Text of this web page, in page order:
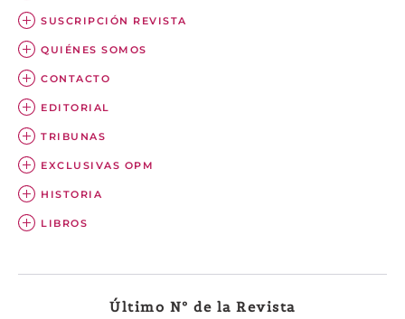
SUSCRIPCIÓN REVISTA
QUIÉNES SOMOS
CONTACTO
EDITORIAL
TRIBUNAS
EXCLUSIVAS OPM
HISTORIA
LIBROS
Último Nº de la Revista